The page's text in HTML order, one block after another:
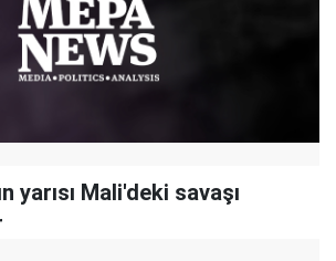
yarısı Mali'deki savaşı